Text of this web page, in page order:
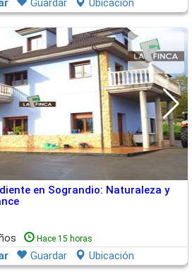
Guardar Ubicación
en Sograndio: Naturaleza y
Hace 15 horas
Guardar Ubicación